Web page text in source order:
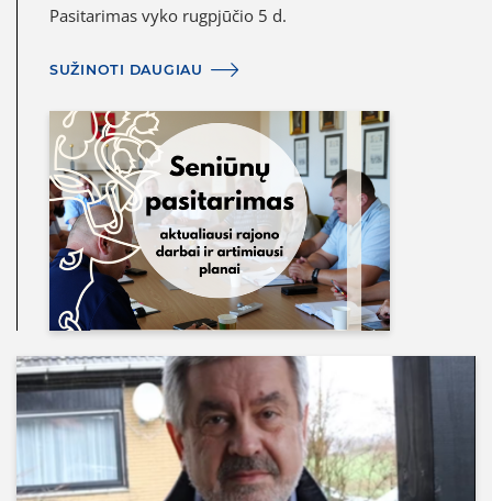
Pasitarimas vyko rugpjūčio 5 d.
SUŽINOTI DAUGIAU